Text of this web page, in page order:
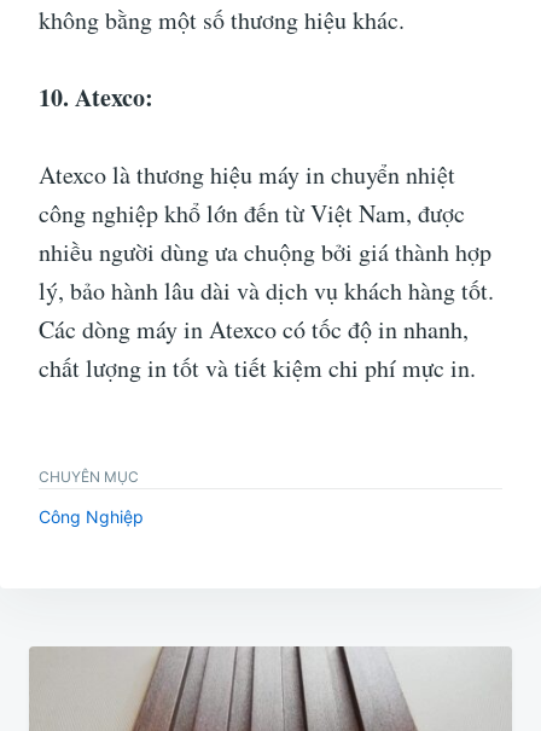
không bằng một số thương hiệu khác.
10. Atexco:
Atexco là thương hiệu máy in chuyển nhiệt
công nghiệp khổ lớn đến từ Việt Nam, được
nhiều người dùng ưa chuộng bởi giá thành hợp
lý, bảo hành lâu dài và dịch vụ khách hàng tốt.
Các dòng máy in Atexco có tốc độ in nhanh,
chất lượng in tốt và tiết kiệm chi phí mực in.
CHUYÊN MỤC
Công Nghiệp
Điều
hướng